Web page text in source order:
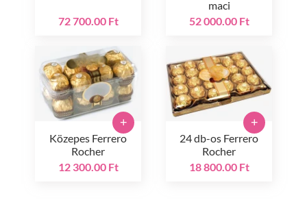
72 700.00 Ft
maci
52 000.00 Ft
Közepes Ferrero
Rocher
12 300.00 Ft
+
24 db-os Ferrero
Rocher
18 800.00 Ft
+